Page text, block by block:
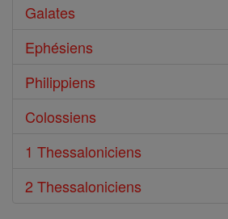
Galates
Ephésiens
Philippiens
Colossiens
1 Thessaloniciens
2 Thessaloniciens